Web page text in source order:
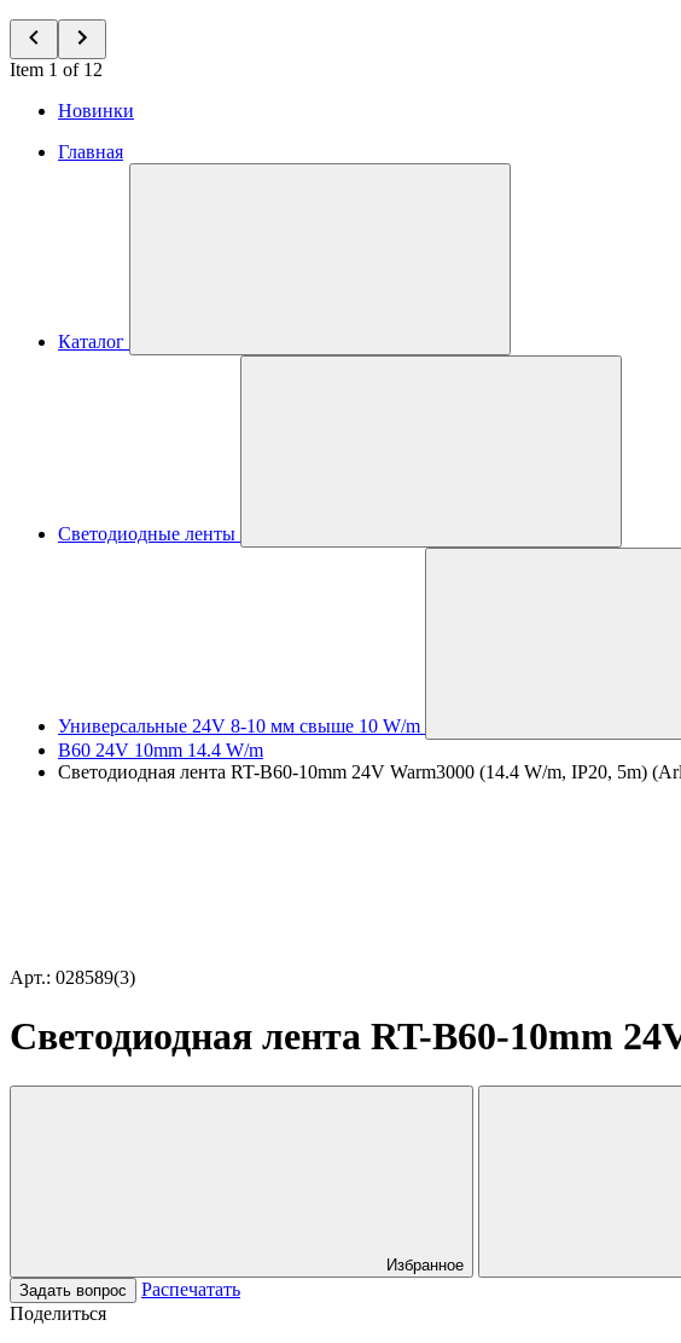
Item 1 of 12
Новинки
Главная
Каталог
Светодиодные ленты
Универсальные 24V 8-10 мм свыше 10 W/m
B60 24V 10mm 14.4 W/m
Светодиодная лента RT-B60-10mm 24V Warm3000 (14.4 W/m, IP20, 5m)
Арт.: 028589(3)
Светодиодная лента RT-B60-10mm
Избранное
Задать вопрос
Распечатать
Поделиться